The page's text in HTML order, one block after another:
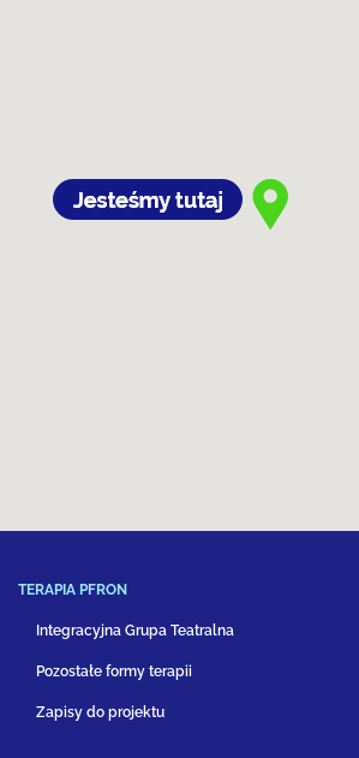
TERAPIA PFRON
Integracyjna Grupa Teatralna
Pozostałe formy terapii
Zapisy do projektu